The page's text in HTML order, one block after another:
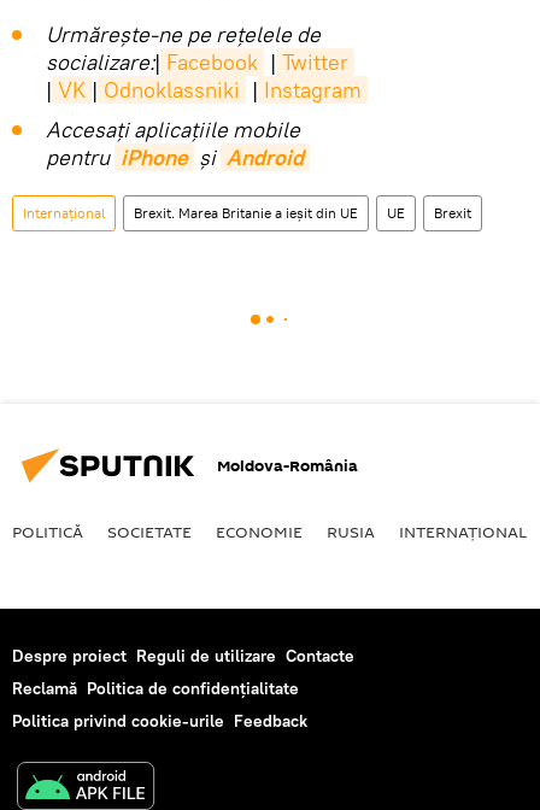
Urmărește-ne pe rețelele de
socializare:| Facebook | Twitter
| VK | Odnoklassniki | Instagram
Accesaţi aplicaţiile mobile
pentru iPhone și Android
Internaţional Brexit. Marea Britanie a ieșit din UE UE Brexit
Moldova-România
POLITICĂ SOCIETATE ECONOMIE RUSIA INTERNAŢIONAL
Despre proiect Reguli de utilizare Contacte
Reclamă Politica de confidențialitate
Politica privind cookie-urile Feedback